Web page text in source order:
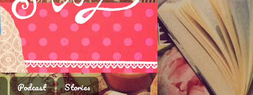
Podcast
Stories